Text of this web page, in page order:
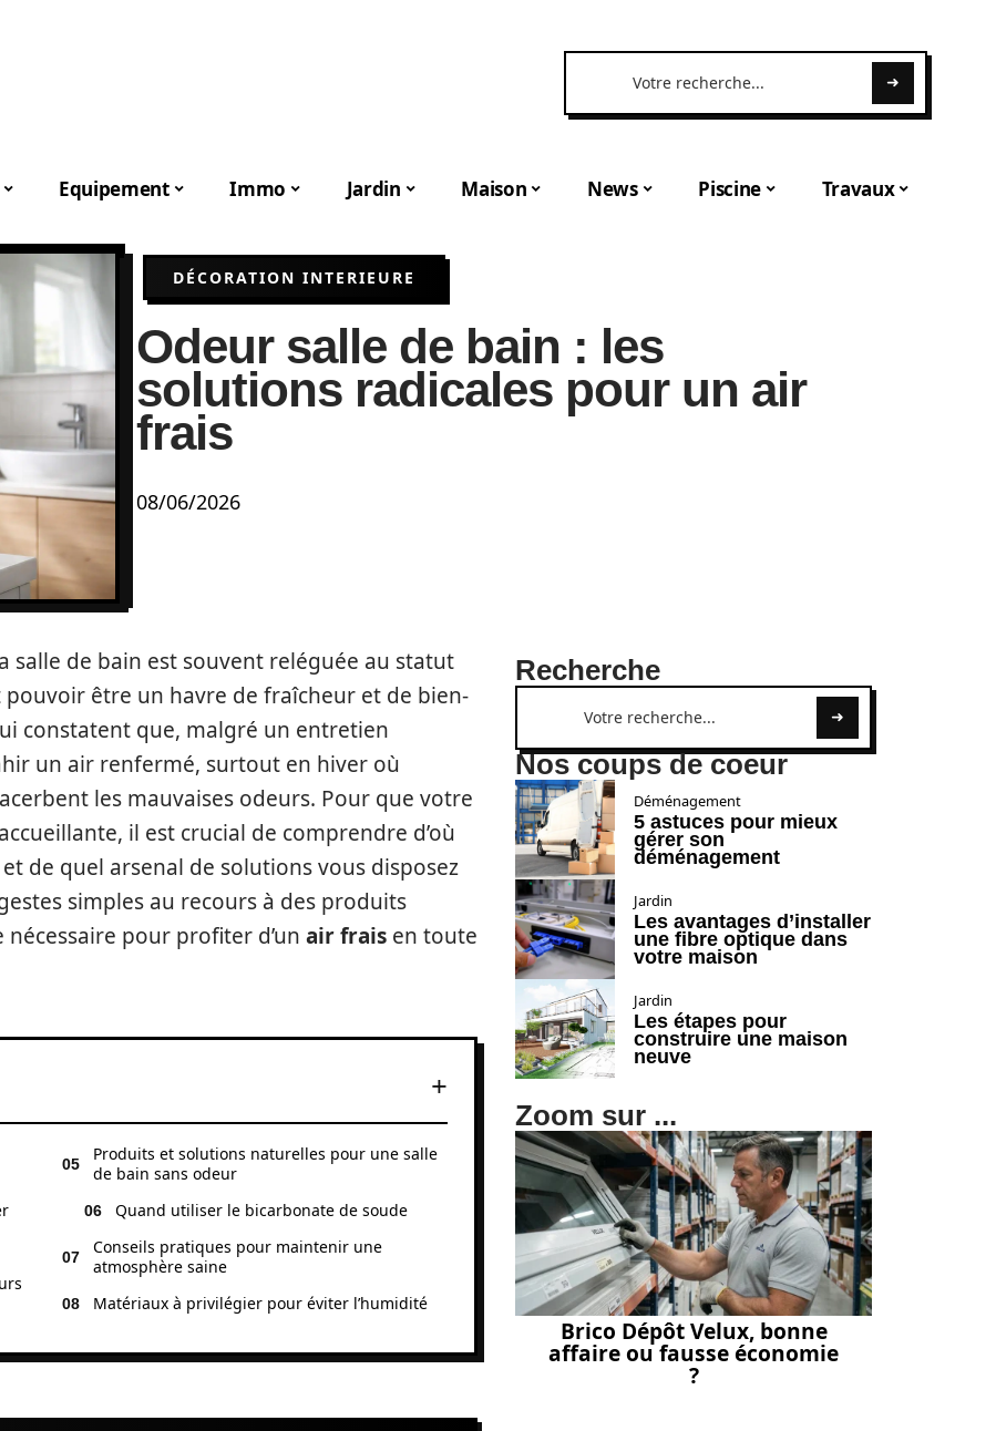
Equipement Immo Jardin Maison News Piscine Travaux
DÉCORATION INTERIEURE
Odeur salle de bain : les
solutions radicales pour un air
frais
08/06/2026
de bain est souvent reléguée au statut
être un havre de fraîcheur et de bien-
constatent que, malgré un entretien
un air renfermé, surtout en hiver où
les mauvaises odeurs. Pour que votre
il est crucial de comprendre d’où
de quel arsenal de solutions vous disposez
simples au recours à des produits
nécessaire pour profiter d’un air frais en toute
Produits et solutions naturelles pour une salle
de bain sans odeur
Quand utiliser le bicarbonate de soude
Conseils pratiques pour maintenir une
atmosphère saine
Matériaux à privilégier pour éviter l’humidité
Recherche
Nos coups de coeur
Déménagement
5 astuces pour mieux
gérer son
déménagement
Jardin
Les avantages d’installer
une fibre optique dans
votre maison
Jardin
Les étapes pour
construire une maison
neuve
Zoom sur ...
Brico Dépôt Velux, bonne
affaire ou fausse économie
?